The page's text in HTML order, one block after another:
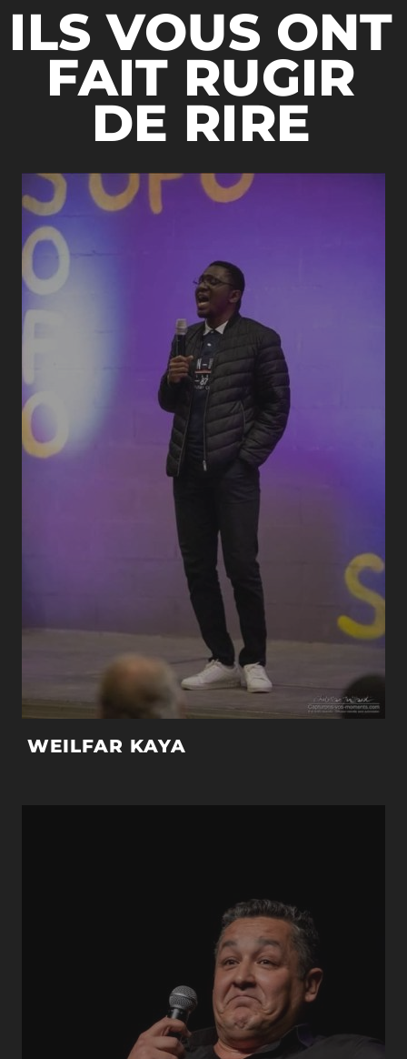
ILS VOUS ONT
FAIT RUGIR
DE RIRE
WEILFAR KAYA